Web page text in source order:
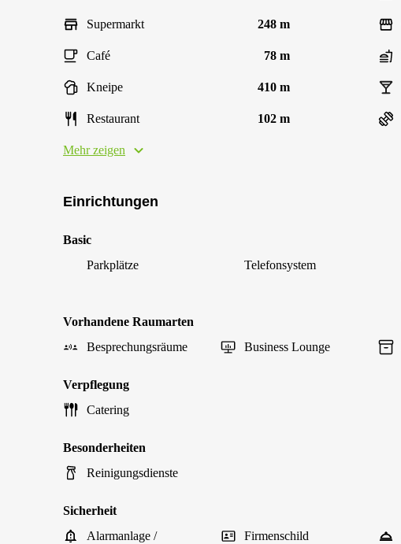
Supermarkt 248 m
Café 78 m
Kneipe 410 m
Restaurant 102 m
Mehr zeigen
Einrichtungen
Basic
Parkplätze
Telefonsystem
Vorhandene Raumarten
Besprechungsräume
Business Lounge
Verpflegung
Catering
Besonderheiten
Reinigungsdienste
Sicherheit
Alarmanlage /
Firmenschild